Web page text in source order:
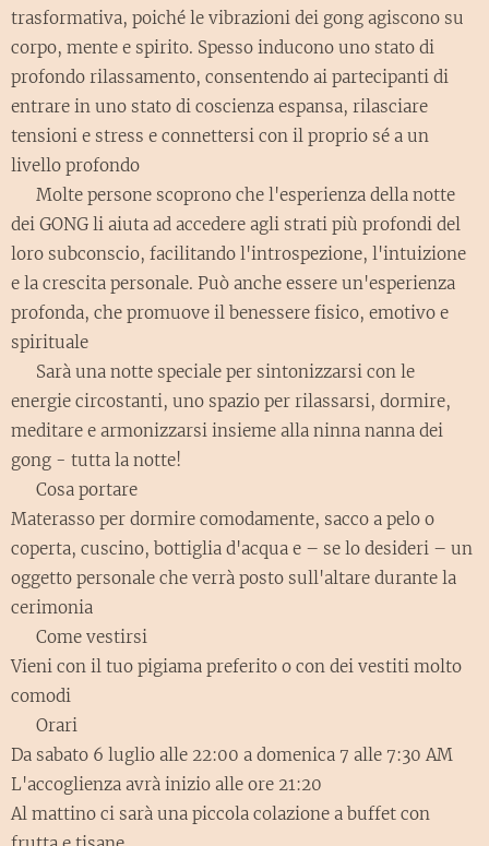
trasformativa, poiché le vibrazioni dei gong agiscono su
corpo, mente e spirito. Spesso inducono uno stato di
profondo rilassamento, consentendo ai partecipanti di
entrare in uno stato di coscienza espansa, rilasciare
tensioni e stress e connettersi con il proprio sé a un
livello profondo
📿 Molte persone scoprono che l'esperienza della notte
dei GONG li aiuta ad accedere agli strati più profondi del
loro subconscio, facilitando l'introspezione, l'intuizione
e la crescita personale. Può anche essere un'esperienza
profonda, che promuove il benessere fisico, emotivo e
spirituale
🌟 Sarà una notte speciale per sintonizzarsi con le
energie circostanti, uno spazio per rilassarsi, dormire,
meditare e armonizzarsi insieme alla ninna nanna dei
gong - tutta la notte!
🛠️ Cosa portare
Materasso per dormire comodamente, sacco a pelo o
coperta, cuscino, bottiglia d'acqua e – se lo desideri – un
oggetto personale che verrà posto sull'altare durante la
cerimonia
👘 Come vestirsi
Vieni con il tuo pigiama preferito o con dei vestiti molto
comodi
⏱️ Orari
Da sabato 6 luglio alle 22:00 a domenica 7 alle 7:30 AM
L'accoglienza avrà inizio alle ore 21:20
Al mattino ci sarà una piccola colazione a buffet con